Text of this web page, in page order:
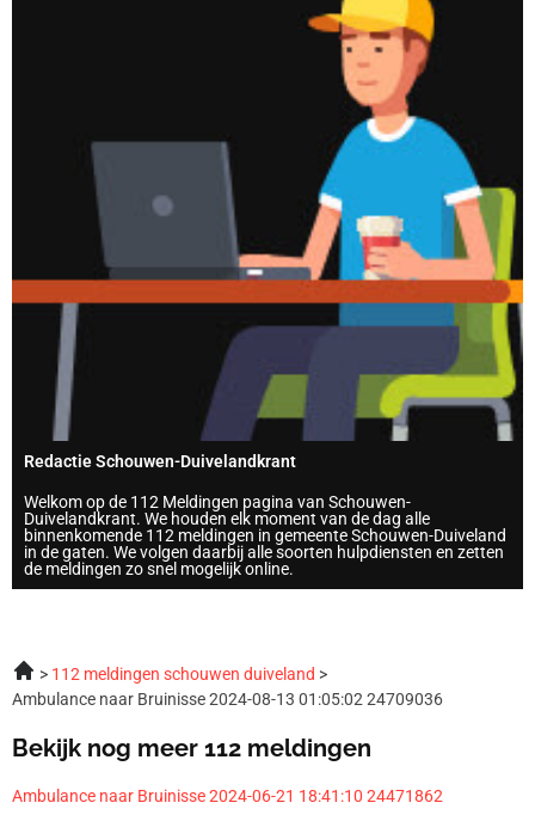
Redactie Schouwen-Duivelandkrant
Welkom op de 112 Meldingen pagina van Schouwen-
Duivelandkrant. We houden elk moment van de dag alle
binnenkomende 112 meldingen in gemeente Schouwen-Duiveland
in de gaten. We volgen daarbij alle soorten hulpdiensten en zetten
de meldingen zo snel mogelijk online.
112 meldingen schouwen duiveland
Ambulance naar Bruinisse 2024-08-13 01:05:02 24709036
Bekijk nog meer 112 meldingen
Ambulance naar Bruinisse 2024-06-21 18:41:10 24471862